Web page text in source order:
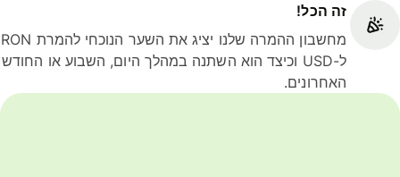
זה הכל!
מחשבון ההמרה שלנו יציג את השער הנוכחי להמרת RON
ל-USD וכיצד הוא השתנה במהלך היום, השבוע או החודש
האחרונים.